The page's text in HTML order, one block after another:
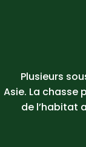
Plusieurs
Asie. La chasse
de l’habitat